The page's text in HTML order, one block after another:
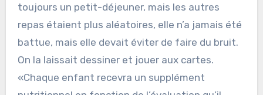
toujours un petit-déjeuner, mais les autres
repas étaient plus aléatoires, elle n’a jamais été
battue, mais elle devait éviter de faire du bruit.
On la laissait dessiner et jouer aux cartes.
«Chaque enfant recevra un supplément